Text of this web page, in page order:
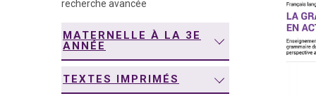
recherche avancée
MATERNELLE À LA 3E
ANNÉE
TEXTES IMPRIMÉS